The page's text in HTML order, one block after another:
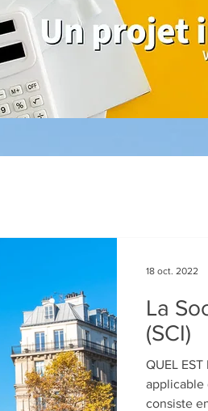
La
(SCI)
QUEL EST
applicable de plein
consiste
18 oct. 2022